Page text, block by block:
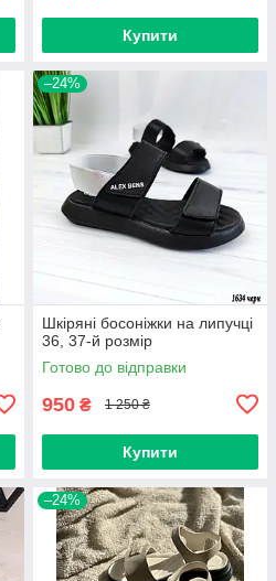
Купити
–24%
Шкіряні босоніжки на липучці
36, 37-й розмір
Готово до відправки
950 ₴ 1 250 ₴
Купити
–24%